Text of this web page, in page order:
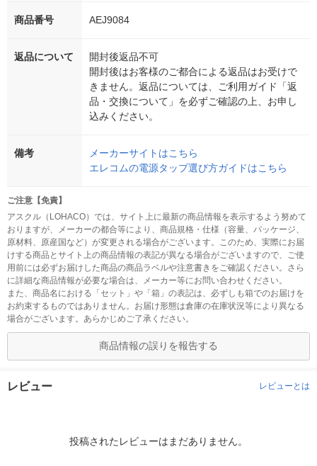
商品番号 AEJ9084
返品について
開封後返品不可
開封後はお客様のご都合による返品はお受けで
きません。返品については、ご利用ガイド「返
品・交換について」を必ずご確認の上、お申し
込みください。
備考
メーカーサイトはこちら
エレコムの電源タップ選び方ガイドはこちら
ご注意【免責】
アスクル（LOHACO）では、サイト上に最新の商品情報を表示するよう努めて
おりますが、メーカーの都合等により、商品規格・仕様（容量、パッケージ、
原材料、原産国など）が変更される場合がございます。このため、実際にお届
けする商品とサイト上の商品情報の表記が異なる場合がございますので、ご使
用前には必ずお届けした商品の商品ラベルや注意書きをご確認ください。さら
に詳細な商品情報が必要な場合は、メーカー等にお問い合わせください。
また、商品名における「セット」や「箱」の表記は、必ずしも箱でのお届けを
お約束するものではありません。お届け形態は倉庫の在庫状況等により異なる
場合がございます。あらかじめご了承ください。
商品情報の誤りを報告する
レビュー レビューとは
投稿されたレビューはまだありません。